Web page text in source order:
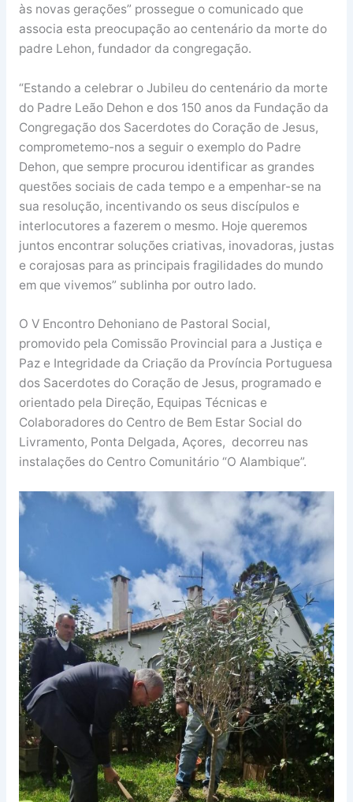
às novas gerações” prossegue o comunicado que
associa esta preocupação ao centenário da morte do
padre Lehon, fundador da congregação.
“Estando a celebrar o Jubileu do centenário da morte
do Padre Leão Dehon e dos 150 anos da Fundação da
Congregação dos Sacerdotes do Coração de Jesus,
comprometemo-nos a seguir o exemplo do Padre
Dehon, que sempre procurou identificar as grandes
questões sociais de cada tempo e a empenhar-se na
sua resolução, incentivando os seus discípulos e
interlocutores a fazerem o mesmo. Hoje queremos
juntos encontrar soluções criativas, inovadoras, justas
e corajosas para as principais fragilidades do mundo
em que vivemos” sublinha por outro lado.
O V Encontro Dehoniano de Pastoral Social,
promovido pela Comissão Provincial para a Justiça e
Paz e Integridade da Criação da Província Portuguesa
dos Sacerdotes do Coração de Jesus, programado e
orientado pela Direção, Equipas Técnicas e
Colaboradores do Centro de Bem Estar Social do
Livramento, Ponta Delgada, Açores, decorreu nas
instalações do Centro Comunitário “O Alambique”.